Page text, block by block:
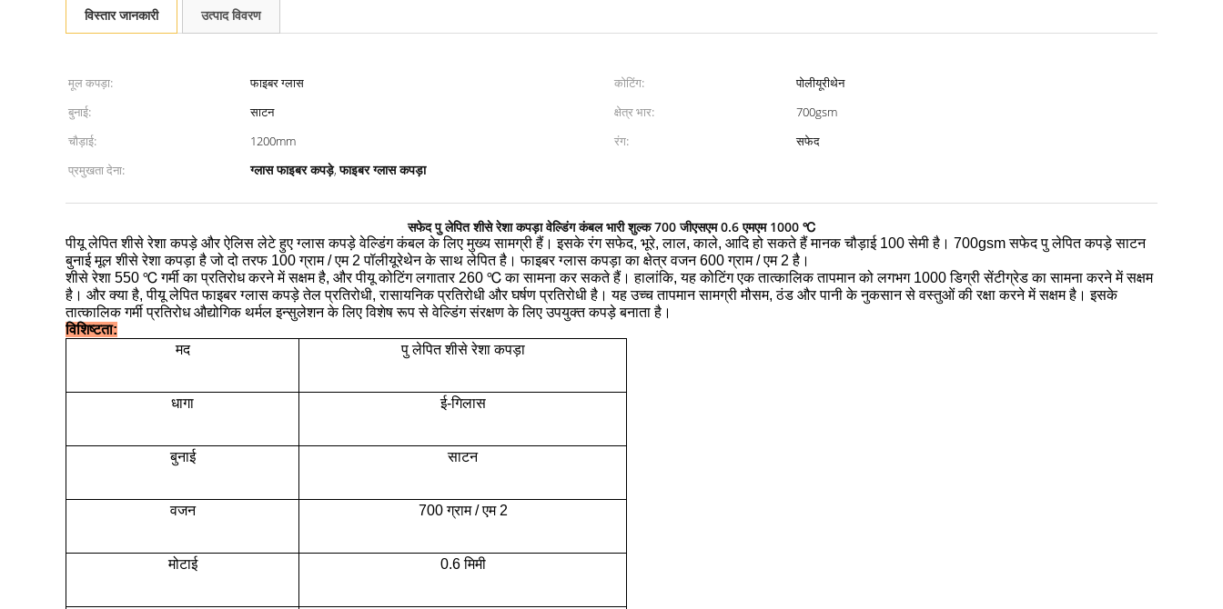
विस्तार जानकारी उत्पाद विवरण
मूल कपड़ा: फाइबर ग्लास कोटिंग:
पोलीयूरीथेन
बुनाई:
साटन क्षेत्र भार:
700gsm
चौड़ाई:
1200mm रंग:
सफेद
प्रमुखता देना:
ग्लास फाइबर कपड़े,फाइबर ग्लास कपड़ा
सफेद पु लेपित शीसे रेशा कपड़ा वेल्डिंग कंबल भारी शुल्क 700 जीएसएम 0.6 एमएम 1000 ℃
पीयू लेपित शीसे रेशा कपड़े और ऐलिस लेटे हुए ग्लास कपड़े वेल्डिंग कंबल के लिए मुख्य सामग्री हैं। इसके रंग सफेद, भूरे, लाल, काले, आदि हो सकते हैं मानक चौड़ाई 100 सेमी है। 700gsm सफेद पु लेपित कपड़े साटन
बुनाई मूल शीसे रेशा कपड़ा है जो दो तरफ 100 ग्राम / एम 2 पॉलीयूरेथेन के साथ लेपित है। फाइबर ग्लास कपड़ा का क्षेत्र वजन 600 ग्राम / एम 2 है।
शीसे रेशा 550 ℃ गर्मी का प्रतिरोध करने में सक्षम है, और पीयू कोटिंग लगातार 260 ℃ का सामना कर सकते हैं। हालांकि, यह कोटिंग एक तात्कालिक तापमान को लगभग 1000 डिग्री सेंटीग्रेड का सामना करने में सक्षम
है। और क्या है, पीयू लेपित फाइबर ग्लास कपड़े तेल प्रतिरोधी, रासायनिक प्रतिरोधी और घर्षण प्रतिरोधी है। यह उच्च तापमान सामग्री मौसम, ठंड और पानी के नुकसान से वस्तुओं की रक्षा करने में सक्षम है। इसके
तात्कालिक गर्मी प्रतिरोध औद्योगिक थर्मल इन्सुलेशन के लिए विशेष रूप से वेल्डिंग संरक्षण के लिए उपयुक्त कपड़े बनाता है।
विशिष्टता:
मद
पु लेपित शीसे रेशा कपड़ा
धागा ई-गिलास
बुनाई साटन
वजन 700 ग्राम / एम 2
मोटाई 0.6 मिमी